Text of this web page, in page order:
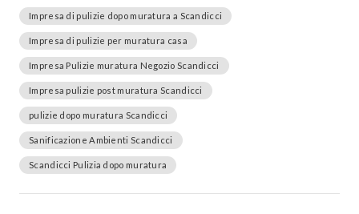
Impresa di pulizie dopo muratura a Scandicci
Impresa di pulizie per muratura casa
Impresa Pulizie muratura Negozio Scandicci
Impresa pulizie post muratura Scandicci
pulizie dopo muratura Scandicci
Sanificazione Ambienti Scandicci
Scandicci Pulizia dopo muratura